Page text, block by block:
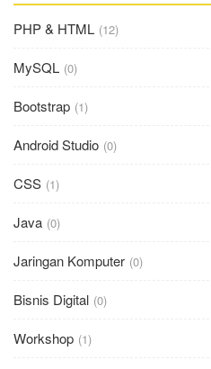
PHP & HTML (12)
MySQL (0)
Bootstrap (1)
Android Studio (0)
CSS (1)
Java (0)
Jaringan Komputer (0)
Bisnis Digital (0)
Workshop (1)